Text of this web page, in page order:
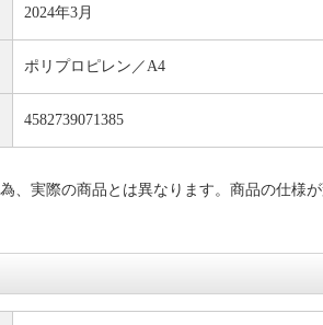
2024年3月
ポリプロピレン／A4
4582739071385
、実際の商品とは異なります。商品の仕様